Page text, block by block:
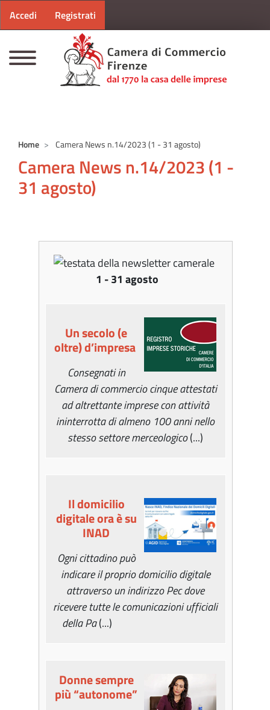
Menu profilo utente
Accedi Registrati
Home Camera News n.14/2023 (1 - 31 agosto)
Camera News n.14/2023 (1 -
31 agosto)
1 - 31 agosto
Un secolo (e
oltre) d’impresa
Consegnati in
Camera di commercio cinque attestati
ad altrettante imprese con attività
ininterrotta di almeno 100 anni nello
stesso settore merceologico(...)
Il domicilio
digitale ora è su
INAD
Ogni cittadino può
indicare il proprio domicilio digitale
attraverso un indirizzo Pec dove
ricevere tutte le comunicazioni ufficiali
della Pa(...)
Donne sempre
più “autonome”